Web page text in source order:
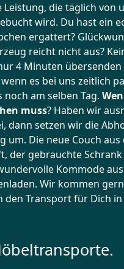
Leistung, die täglich von
wird. Du hast ein
ergattert?
reicht nicht aus?
4 Minuten
es bei uns zeitlich
am selben Tag.
muss? Haben wir
dann setzen wir die
um. Die neue Couch aus
der gebrauchte Schrank
Kommode
Wir kommen
den Transport für Dich in